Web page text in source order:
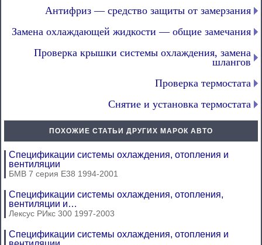
Антифриз — средство защиты от замерзания
Замена охлаждающей жидкости — общие замечания
Проверка крышки системы охлаждения, замена
шлангов
Проверка термостата
Снятие и установка термостата
ПОХОЖИЕ СТАТЬИ ДРУГИХ МАРОК АВТО
Спецификации системы охлаждения, отопления и
вентиляции
БМВ 7 серия Е38 1994-2001
Спецификации системы охлаждения, отопления,
вентиляции и…
Лексус РИкс 300 1997-2003
Спецификации системы охлаждения, отопления и